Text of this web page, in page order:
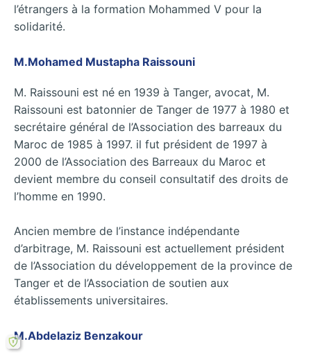
l’étrangers à la formation Mohammed V pour la
solidarité.
M.Mohamed Mustapha Raissouni
M. Raissouni est né en 1939 à Tanger, avocat, M.
Raissouni est batonnier de Tanger de 1977 à 1980 et
secrétaire général de l’Association des barreaux du
Maroc de 1985 à 1997. il fut président de 1997 à
2000 de l’Association des Barreaux du Maroc et
devient membre du conseil consultatif des droits de
l’homme en 1990.
Ancien membre de l’instance indépendante
d’arbitrage, M. Raissouni est actuellement président
de l’Association du développement de la province de
Tanger et de l’Association de soutien aux
établissements universitaires.
M.Abdelaziz Benzakour